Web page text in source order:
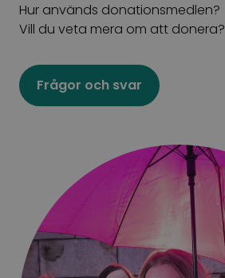
Hur används donationsmedlen?
Vill du veta mera om att donera?
Frågor och svar